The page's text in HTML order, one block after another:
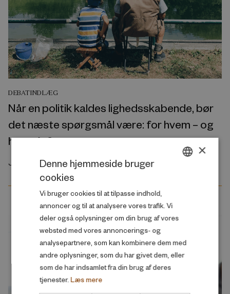
DEBATINDLÆG
Når en politik kaldes lighedsskabende, bør
det næste spørgsmål være: for hvem – og
hvornår?
Juni 2026
×
Denne hjemmeside bruger
cookies
Vi bruger cookies til at tilpasse indhold,
annoncer og til at analysere vores trafik. Vi
deler også oplysninger om din brug af vores
websted med vores annoncerings- og
analysepartnere, som kan kombinere dem med
andre oplysninger, som du har givet dem, eller
som de har indsamlet fra din brug af deres
tjenester. Læs mere